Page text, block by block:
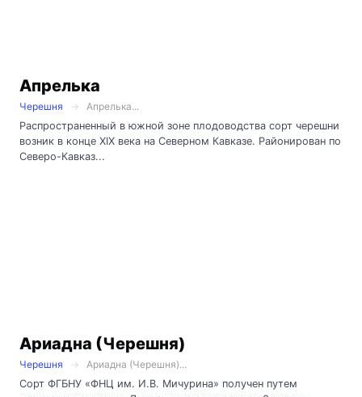
Апрелька
Черешня
Апрелька...
Распространенный в южной зоне плодоводства сорт черешни
возник в конце XIX века на Северном Кавказе. Районирован по
Северо-Кавказ...
Ариадна (Черешня)
Черешня
Ариадна (Черешня)...
Сорт ФГБНУ «ФНЦ им. И.В. Мичурина» получен путем